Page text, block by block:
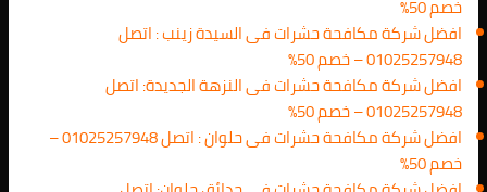
خصم 50%
افضل شركة مكافحة حشرات فى السيدة زينب : اتصل
01025257948 – خصم 50%
افضل شركة مكافحة حشرات فى النزهة الجديدة: اتصل
01025257948 – خصم 50%
افضل شركة مكافحة حشرات فى حلوان : اتصل 01025257948 –
خصم 50%